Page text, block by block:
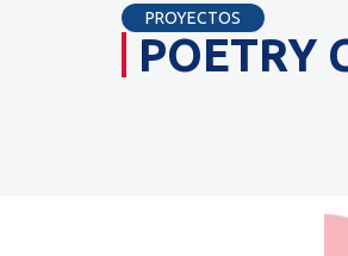
PROYECTOS
POETRY